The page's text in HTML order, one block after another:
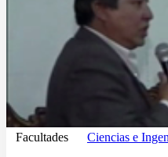
Facultades Ciencias e